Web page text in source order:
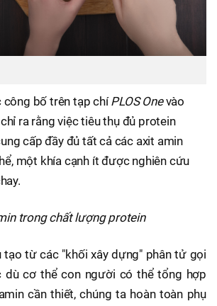
công bố trên tạp chíPLOS Onevào
ra rằng việc tiêu thụ đủ protein
cấp đầy đủ tất cả các axit amin
một khía cạnh ít được nghiên cứu
trong chất lượng protein
từ các "khối xây dựng" phân tử gọi
dù cơ thể con người có thể tổng hợp
cần thiết, chúng ta hoàn toàn phụ